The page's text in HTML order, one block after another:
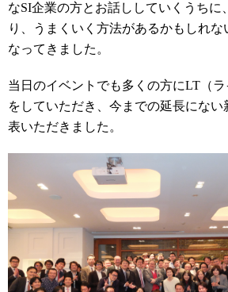
なSI企業の方とお話ししていくうちに
り、うまくいく方法があるかもしれな
なってきました。
当日のイベントでも多くの方にLT（ラ
をしていただき、今までの延長にな
表いただきました。